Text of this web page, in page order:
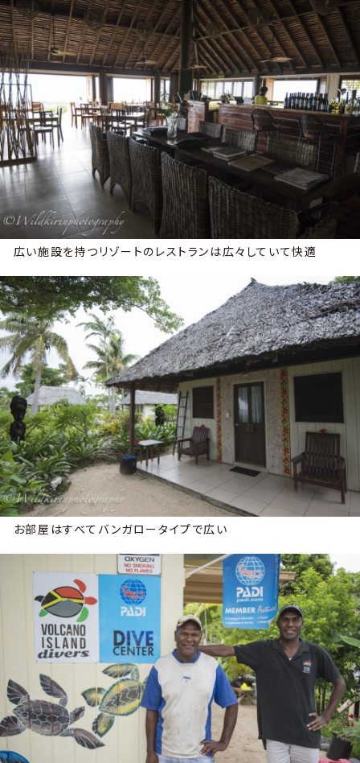
広い施設を持つリゾートのレストランは広々していて快適
お部屋はすべてバンガロータイプで広い